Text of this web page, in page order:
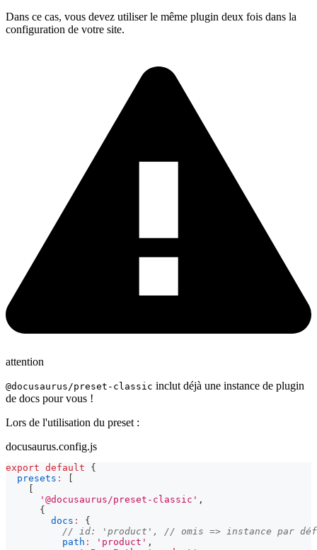
Dans ce cas, vous devez utiliser le même plugin deux fois dans la
configuration de votre site.
attention
@docusaurus/preset-classic inclut déjà une instance de plugin
de docs pour vous !
Lors de l'utilisation du preset :
docusaurus.config.js
export default
{
presets :
'@docusaurus/preset-classic' ,
{
docs :
{
// id: 'product', // omis => instance par
path : 'product' ,